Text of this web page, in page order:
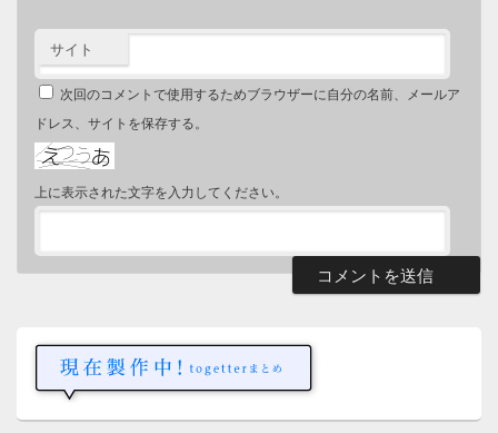
サイト
次回のコメントで使用するためブラウザーに自分の名前、メールア
ドレス、サイトを保存する。
上に表示された文字を入力してください。
バ